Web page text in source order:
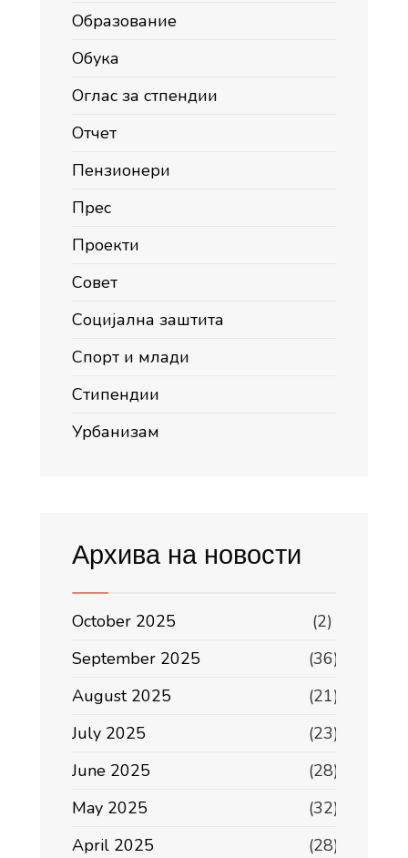
Образование
Обука
Оглас за стпендии
Отчет
Пензионери
Прес
Проекти
Совет
Социјална заштита
Спорт и млади
Стипендии
Урбанизам
Архива на новости
October 2025
(2)
September 2025
(36)
August 2025
(21)
July 2025
(23)
June 2025
(28)
May 2025
(32)
April 2025
(28)